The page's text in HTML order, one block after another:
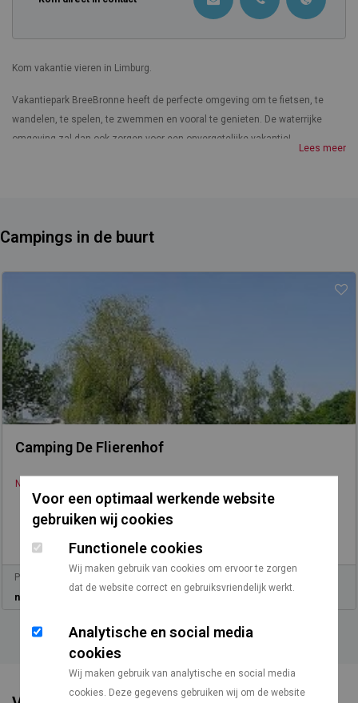
Voor een optimaal werkende website
gebruiken wij cookies
Functionele cookies
Wij maken gebruik van cookies om ervoor te zorgen
dat de website correct en gebruiksvriendelijk werkt.
Analytische en social media
cookies
Wij maken gebruik van analytische en social media
cookies. Deze gegevens gebruiken wij om de website
Kom vakantie vieren in Limburg.
Vakantiepark BreeBronne heeft de perfecte omgeving om te fietsen, te
wandelen, te spelen, te zwemmen en vooral te genieten. De waterrijke
omgeving zal dan ook zorgen voor een onvergetelijke vakantie!
Want wie wil er nu niet aan het water slapen!? Beleef het bijzondere in het
mooie bosrijke Limburgse landschap waar rust, ruimte en genieten samen
Lees meer
Campings in de buurt
Camping De Flierenhof
Nederland
Prijs vanaf
n.v.t.